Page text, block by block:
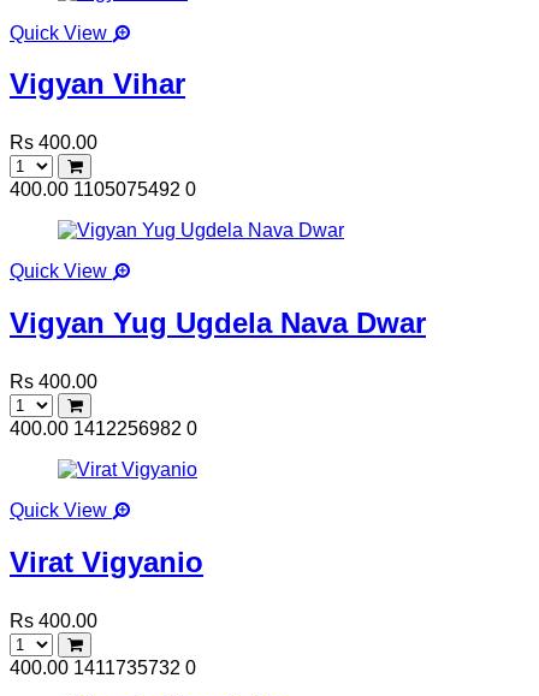
Quick View
Vigyan Vihar
Rs 400.00
400.00 1105075492 0
Quick View
Vigyan Yug Ugdela Nava Dwar
Rs 400.00
400.00 1412256982 0
Quick View
Virat Vigyanio
Rs 400.00
400.00 1411735732 0